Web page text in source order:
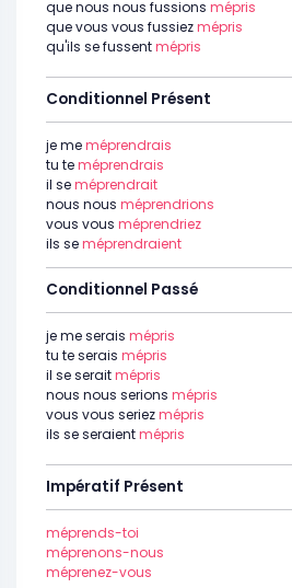
que nous nous fussions mépris
que vous vous fussiezmépris
qu'ils se fussentmépris
Conditionnel Présent
je meméprendrais
tu teméprendrais
il seméprendrait
nous nous méprendrions
vous vous méprendriez
ils seméprendraient
Conditionnel Passé
je me serais mépris
tu te serais mépris
il se seraitmépris
nous nous serions mépris
vous vous seriezmépris
ils se seraientmépris
Impératif Présent
méprends-toi
méprenons-nous
méprenez-vous